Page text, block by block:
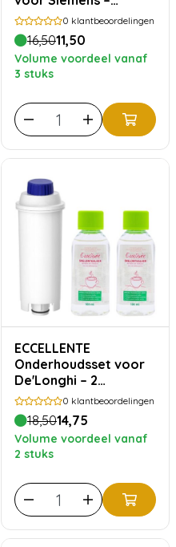
Ontkalker 500 ml + 10
Reinigingstabletten
0 klantbeoordelingen
16,5011,50
Volume voordeel vanaf
3 stuks
ECCELLENTE
Onderhoudsset voor
De'Longhi – 2
maanden
0 klantbeoordelingen
18,5014,75
Volume voordeel vanaf
2 stuks